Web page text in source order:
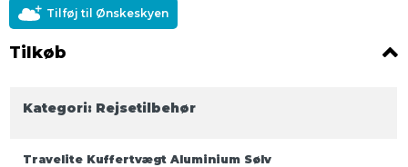
Tilføj til Ønskeskyen
Tilkøb
Kategori: Rejsetilbehør
Travelite Kuffertvægt Aluminium Sølv